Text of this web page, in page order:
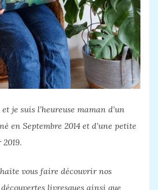
je suis l’heureuse maman d’un
en Septembre 2014 et d’une petite
vous faire découvrir nos
livresques ainsi que